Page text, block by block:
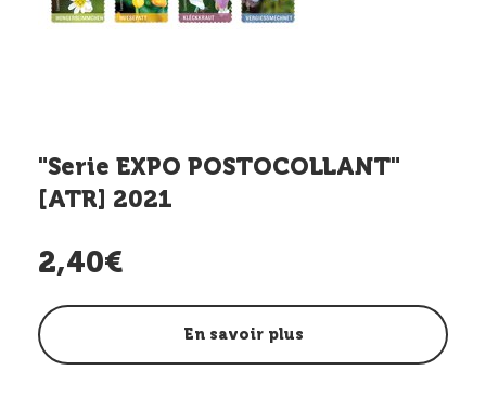
"Serie EXPO POSTOCOLLANT"
[ATR] 2021
2,40€
En savoir plus